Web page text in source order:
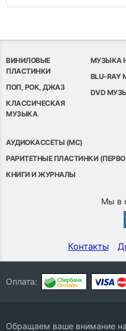
ВИНИЛОВЫЕ
ПЛАСТИНКИ
ПОП, РОК, ДЖАЗ
КЛАССИЧЕСКАЯ
МУЗЫКА
МУЗЫКА
BLU-
DVD
АУДИОКАССЕТЫ (MC)
РАРИТЕТНЫЕ ПЛАСТИНКИ
КНИГИ И ЖУРНАЛЫ
Мы в
Контакты
Оплата:
Обращаем ваше внимание